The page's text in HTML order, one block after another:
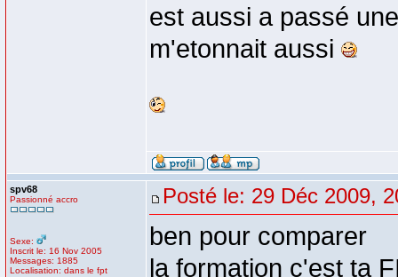
est aussi a passé
m'etonnait aussi
spv68
Passionné accro
Sexe:
Inscrit le: 16 Nov 2005
Messages: 1885
Localisation: dans le fpt
Posté le: 29 Déc 2009,
ben pour comparer
la formation c'est ta